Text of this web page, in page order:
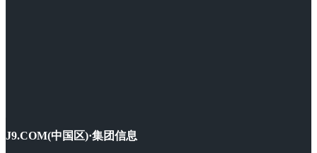
J9.COM(中国区)·集团信息